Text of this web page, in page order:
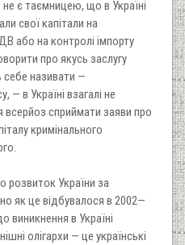
є таємницею, що в Україні
свої капітали на
або на контролі імпорту
про якусь заслугу
себе називати —
— в Україні взагалі не
сприймати заяви про
кримінального
розвиток України за
як це відбувалося в 2002—
виникнення в Україні
олігархи — це українські